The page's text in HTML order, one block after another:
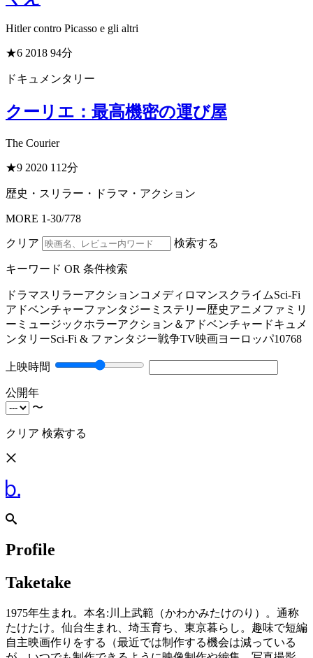
Hitler contro Picasso e gli altri
★6 2018 94分
ドキュメンタリー
クーリエ：最高機密の運び屋
The Courier
★9 2020 112分
歴史・スリラー・ドラマ・アクション
MORE 1-30/778
クリア 検索する
キーワード OR 条件検索
ドラマスリラーアクションコメディ ロマンス クライムSci-Fi
アドベンチャーファンタジー ミステリー歴史アニメ ファミリ
ー ミュージックホラーアクション＆アドベンチャー ドキュメ
ンタリーSci-Fi & ファンタジー戦争TV映画ヨーロッパ10768
上映時間
公開年
〜
クリア 検索する
Profile
Taketake
1975年生まれ。本名:川上武範（かわかみたけのり）。通称
たけたけ。仙台生まれ、埼玉育ち、東京暮らし。趣味で短編
自主映画作りをする（最近では制作する機会は減っている